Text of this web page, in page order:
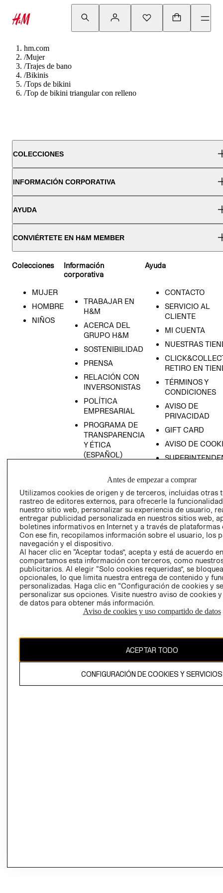
hm.com
/Mujer
/Trajes de bano
/Bikinis
/Tops de bikini
/Top de bikini triangular con relleno
COLECCIONES
INFORMACIÓN CORPORATIVA
AYUDA
CONVIÉRTETE EN H&M MEMBER
Colecciones
MUJER
HOMBRE
NIÑOS
Información
corporativa
TRABAJAR EN
H&M
ACERCA DEL
GRUPO H&M
SOSTENIBILIDAD
PRENSA
RELACIÓN CON
INVERSONISTAS
POLÍTICA
EMPRESARIAL
PROGRAMA DE
TRANSPARENCIA
Y ÉTICA
(ESPAÑOL)
TRANSPARENCIA
Y ÉTICA (INGLÉS)
Ayuda
CONTACTO
SERVICIO AL
CLIENTE
MI CUENTA
NUESTRAS
RETIRO EN
TÉRMINOS Y
CONDICIONES
AVISO DE
PRIVACIDAD
GIFT CARD
AVISO DE
COMERCIO - SIC
PETICIONES
QUEJAS Y
RECLAMOS
Colombia ($)
CAMBIAR REGIÓN
propiedad de H&M Hennes & Mauritz AB.
Antes de empezar a comprar
Utilizamos cookies de origen y de terceros, incluidas otras
rastreo de editores externos, para ofrecerle la
nuestro sitio web, personalizar su experiencia de usuario,
entregar publicidad personalizada en nuestros sitios web,
boletines informativos en Internet y a través de plataformas
Con ese fin, recopilamos información sobre el usuario, los
navegación y el dispositivo.
Al hacer clic en “Aceptar todas”, acepta y está de acuerdo
compartamos esta información con terceros, como
publicitarios. Al elegir “Solo cookies requeridas”, se
opcionales, lo que limita nuestra entrega de contenido y
personalizadas. Haga clic en “Configuración de cookies y
personalizar sus opciones. Visite nuestro aviso de cookies
de datos para obtener más información.
Aviso de cookies y uso compartido de datos
ACEPTAR TODO
CONFIGURACIÓN DE COOKIES Y SERVICIOS